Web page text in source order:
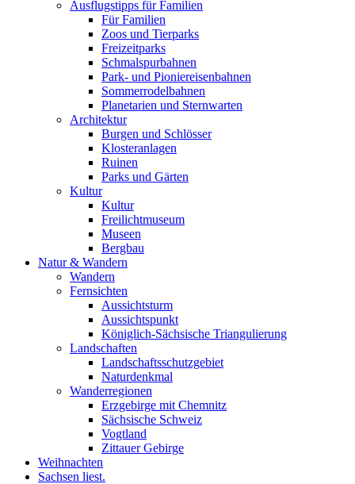
Ausflugstipps für Familien
Für Familien
Zoos und Tierparks
Freizeitparks
Schmalspurbahnen
Park- und Pioniereisenbahnen
Sommerrodelbahnen
Planetarien und Sternwarten
Architektur
Burgen und Schlösser
Klosteranlagen
Ruinen
Parks und Gärten
Kultur
Kultur
Freilichtmuseum
Museen
Bergbau
Natur & Wandern
Wandern
Fernsichten
Aussichtsturm
Aussichtspunkt
Königlich-Sächsische Triangulierung
Landschaften
Landschaftsschutzgebiet
Naturdenkmal
Wanderregionen
Erzgebirge mit Chemnitz
Sächsische Schweiz
Vogtland
Zittauer Gebirge
Weihnachten
Sachsen liest.